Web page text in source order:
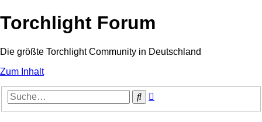
Torchlight Forum
Die größte Torchlight Community in Deutschland
Zum Inhalt
Suche